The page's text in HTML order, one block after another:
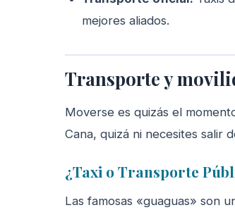
mejores aliados.
Transporte y
Moverse es quizás el
Cana, quizá ni necesites salir
¿Taxi o Transporte
Las famosas «guaguas» son